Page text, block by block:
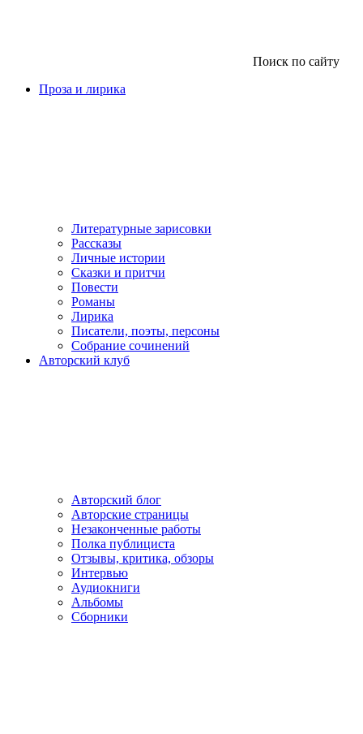
Поиск по сайту
Проза и лирика
Литературные зарисовки
Рассказы
Личные истории
Сказки и притчи
Повести
Романы
Лирика
Писатели, поэты, персоны
Собрание сочинений
Авторский клуб
Авторский блог
Авторские страницы
Незаконченные работы
Полка публициста
Отзывы, критика, обзоры
Интервью
Аудиокниги
Альбомы
Сборники